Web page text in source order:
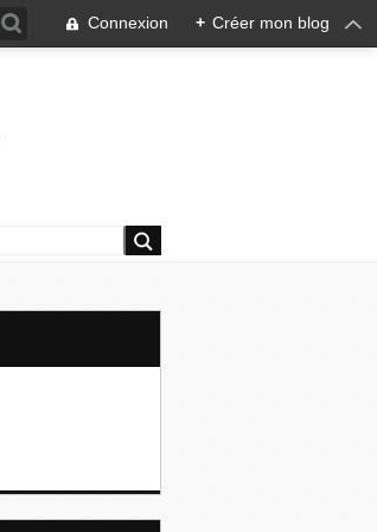
Connexion + Créer mon blog